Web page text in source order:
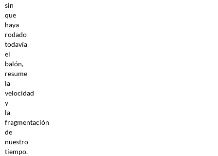
sin
que
haya
rodado
todavía
el
balón,
resume
la
velocidad
y
la
fragmentación
de
nuestro
tiempo.